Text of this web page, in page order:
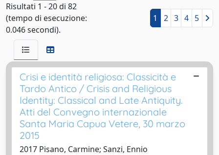
Risultati 1 - 20 di 82
(tempo di esecuzione:
0.046 secondi).
1 2 3 4 5
Crisi e identità religiosa: Classicità e
Tardo Antico / Crisis and Religious
Identity: Classical and Late Antiquity.
Atti del Convegno internazionale
Santa Maria Capua Vetere, 30 marzo
2015
2017 Pisano, Carmine; Sanzi, Ennio